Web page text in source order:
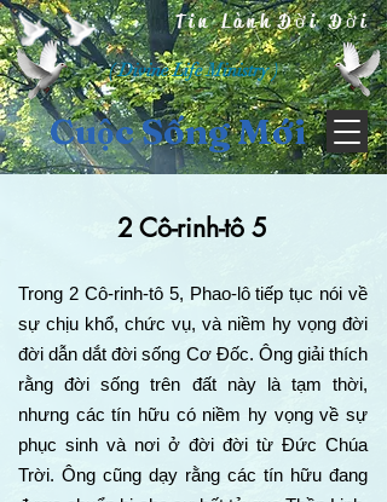
Tin Lành Đời Đời
( Divine Life Ministry )
Cuộc Sống Mới
2 Cô-rinh-tô 5
Trong 2 Cô-rinh-tô 5, Phao-lô tiếp tục nói về
sự chịu khổ, chức vụ, và niềm hy vọng đời
đời dẫn dắt đời sống Cơ Đốc. Ông giải thích
rằng đời sống trên đất này là tạm thời,
nhưng các tín hữu có niềm hy vọng về sự
phục sinh và nơi ở đời đời từ Đức Chúa
Trời. Ông cũng dạy rằng các tín hữu đang